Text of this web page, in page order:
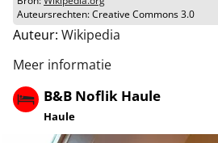
Auteursrechten:Creative Commons 3.0
Auteur: Wikipedia
Meer informatie
B&B Noflik Haule
Haule